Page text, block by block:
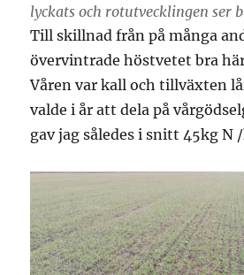
lyckats och rotutvecklingen ser
Till skillnad från på många
övervintrade höstvetet bra
Våren var kall och tillväxten
valde i år att dela på
gav jag således i snitt 45kg N